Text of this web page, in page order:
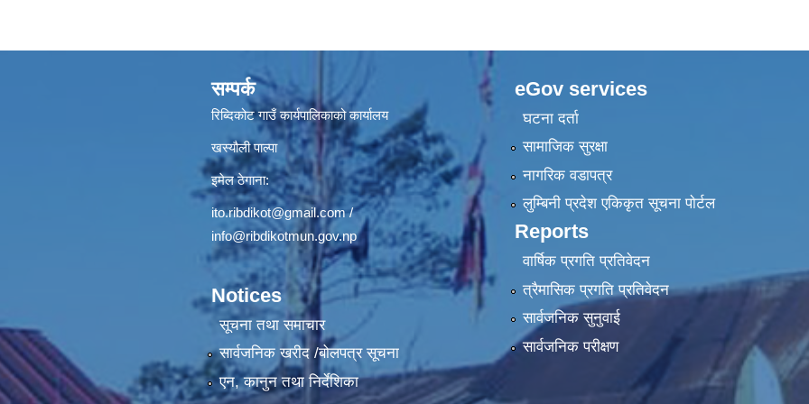
सम्पर्क
रिब्दिकोट गाउँ कार्यपालिकाको कार्यालय
खस्यौली पाल्पा
इमेल ठेगाना:
ito.ribdikot@gmail.com/
info@ribdikotmun.gov.np
Notices
सूचना तथा समाचार
सार्वजनिक खरीद /बोलपत्र सूचना
एन, कानुन तथा निर्देशिका
eGov services
घटना दर्ता
सामाजिक सुरक्षा
नागरिक वडापत्र
लुम्बिनी प्रदेश एकिकृत सूचना पाेर्टल
Reports
वार्षिक प्रगति प्रतिवेदन
त्रैमासिक प्रगति प्रतिवेदन
सार्वजनिक सुनुवाई
सार्वजनिक परीक्षण